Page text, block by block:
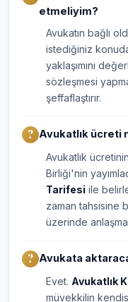
etmeliyim?
Avukatın bağlı
istediğiniz
yaklaşımını
sözleşmesi
şeffaflaştırır.
Avukatlık ücreti
Avukatlık
Birliği'nin
Tarifesi ile
zaman tahsisine
üzerinde
Avukata
Evet. Avukatlık
müvekkilin